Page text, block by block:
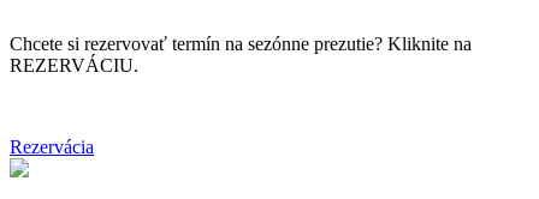
Chcete si rezervovať termín na sezónne prezutie? Kliknite na
REZERVÁCIU.
Rezervácia